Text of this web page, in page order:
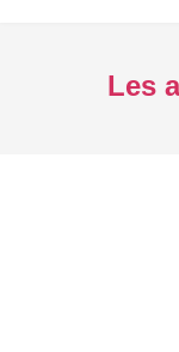
Les